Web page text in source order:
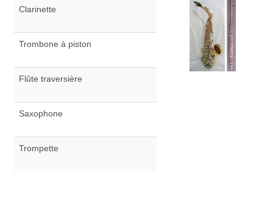
Clarinette
Trombone à piston
Flûte traversière
Saxophone
Trompette